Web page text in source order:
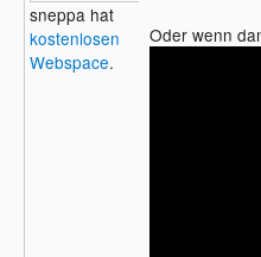
sneppa hat
kostenlosen
Webspace.
Oder wenn